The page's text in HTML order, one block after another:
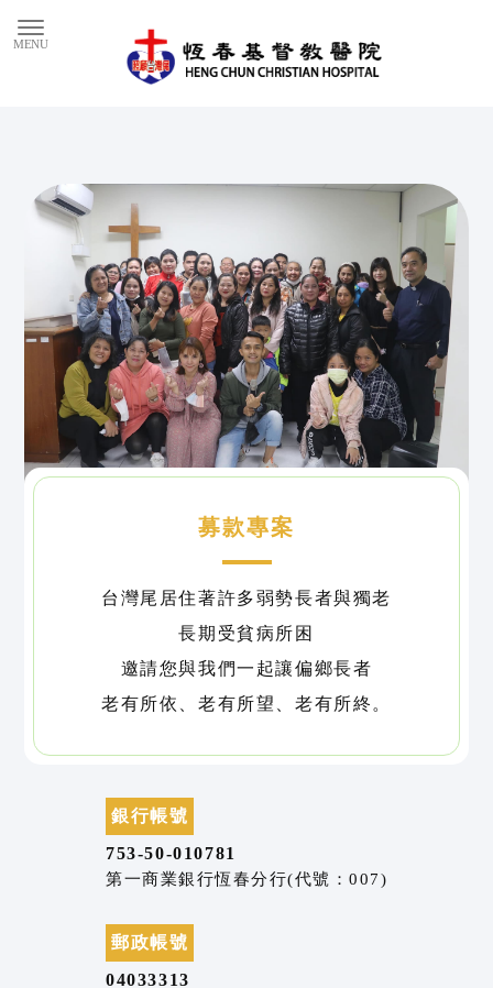
募款專案
台灣尾居住著許多弱勢長者與獨老
長期受貧病所困
邀請您與我們一起讓偏鄉長者
老有所依、老有所望、老有所終。
銀行帳號
753-50-010781
第一商業銀行恆春分行(代號：007)
郵政帳號
04033313